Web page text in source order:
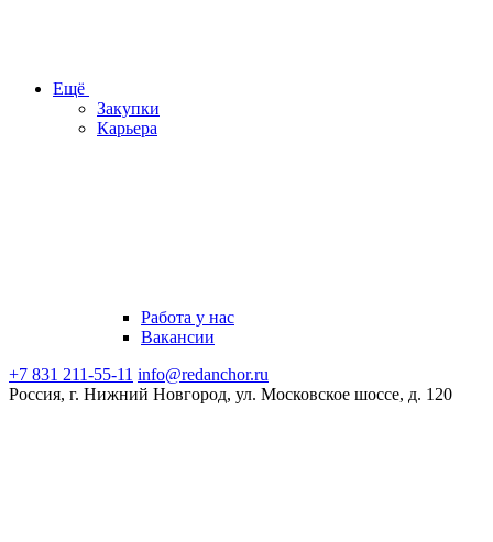
Ещё
Закупки
Карьера
Работа у нас
Вакансии
+7 831 211-55-11 info@redanchor.ru
Россия, г. Нижний Новгород, ул. Московское шоссе, д. 120